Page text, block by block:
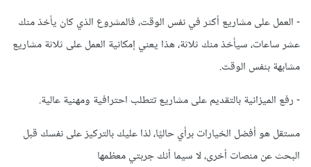
- العمل على مشاريع أكثر في نفس الوقت، فالمشروع الذي كان يأخذ منك
عشر ساعات، سيأخذ منك ثلاثة، هذا يعني إمكانية العمل على ثلاثة مشاريع
مشابهة بنفس الوقت.
- رفع الميزانية بالتقديم على مشاريع تتطلب احترافية ومهنية عالية.
مستقل هو أفضل الخيارات برأي حاليًا، لذا عليك بالتركيز على نفسك قبل
البحث عن منصات أخرى، لا سيما أنك جربتي معظمها